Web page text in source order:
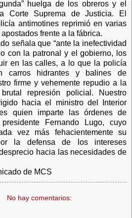
huelga de los obreros y el
Corte Suprema de Justicia. El
antimotines reprimió en varias
frente a la fábrica.
señala que “ante la inefectividad
con la patronal y el gobierno, los
en las calles, a lo que la policía
carros hidrantes y balines de
firme y vehemente repudio a la
represión policial. Nuestro
hacia el ministro del Interior
quien imparte las órdenes de
Fernando Lugo, cuyo
vez más fehacientemente su
la defensa de los intereses
hacia las necesidades de
de MCS
No hay comentarios: